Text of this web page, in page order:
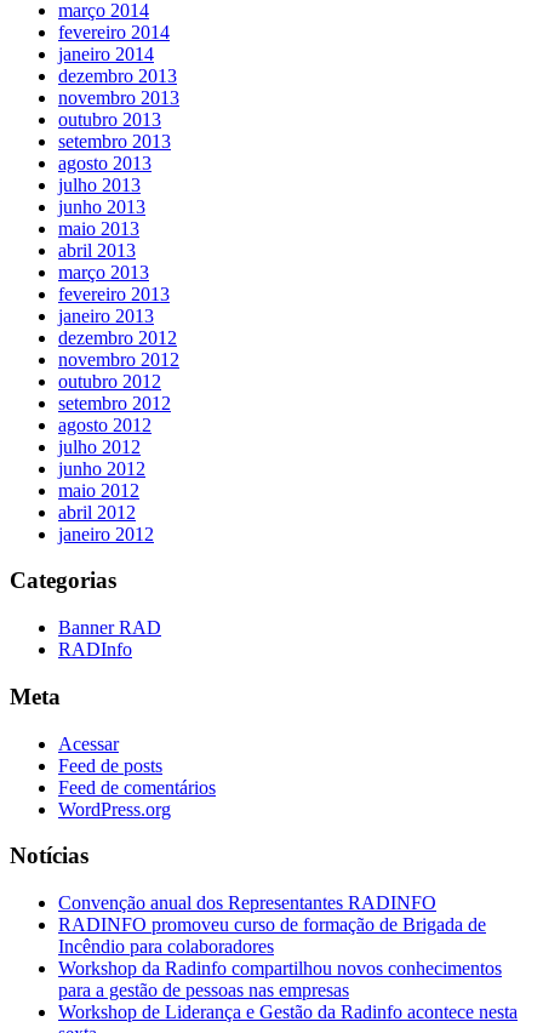
março 2014
fevereiro 2014
janeiro 2014
dezembro 2013
novembro 2013
outubro 2013
setembro 2013
agosto 2013
julho 2013
junho 2013
maio 2013
abril 2013
março 2013
fevereiro 2013
janeiro 2013
dezembro 2012
novembro 2012
outubro 2012
setembro 2012
agosto 2012
julho 2012
junho 2012
maio 2012
abril 2012
janeiro 2012
Categorias
Banner RAD
RADInfo
Meta
Acessar
Feed de posts
Feed de comentários
WordPress.org
Notícias
Convenção anual dos Representantes RADINFO
RADINFO promoveu curso de formação de Brigada de
Incêndio para colaboradores
Workshop da Radinfo compartilhou novos conhecimentos
para a gestão de pessoas nas empresas
Workshop de Liderança e Gestão da Radinfo acontece nesta